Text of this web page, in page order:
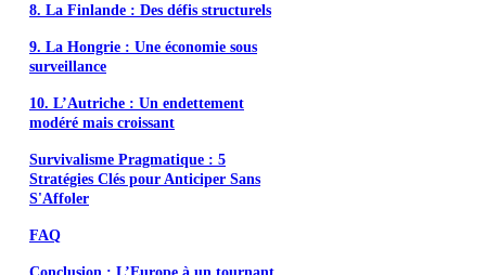
8. La Finlande : Des défis structurels
9. La Hongrie : Une économie sous
surveillance
10. L’Autriche : Un endettement
modéré mais croissant
Survivalisme Pragmatique : 5
Stratégies Clés pour Anticiper Sans
S'Affoler
FAQ